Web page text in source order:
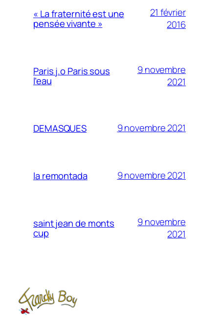
« La fraternité est une
pensée vivante »
21 février
2016
Paris j.o Paris sous
l’eau
9 novembre
2021
DEMASQUES 9 novembre 2021
la remontada 9 novembre 2021
saint jean de monts
cup
9 novembre
2021